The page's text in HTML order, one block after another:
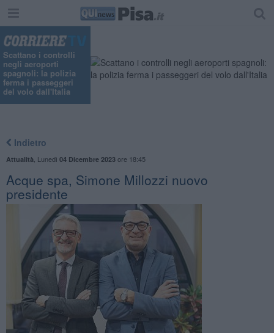
Scattano i controlli
negli aeroporti
spagnoli: la polizia
ferma i passeggeri
del volo dall'Italia
Indietro
Attualità Lunedì 04 Dicembre 2023ore 18:45
Acque spa, Simone Millozzi nuovo
presidente